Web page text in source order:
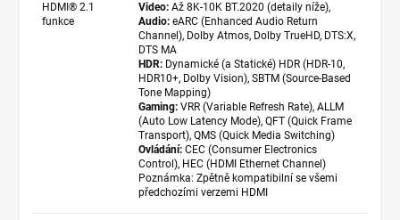
HDMI® 2.1
funkce
Video: Až 8K-10K BT.2020 (detaily níže),
Audio: eARC (Enhanced Audio Return
Channel), Dolby Atmos, Dolby TrueHD, DTS:X,
DTS MA
HDR: Dynamické (a Statické) HDR (HDR-10,
HDR10+, Dolby Vision), SBTM (Source-Based
Tone Mapping)
Gaming: VRR (Variable Refresh Rate), ALLM
(Auto Low Latency Mode), QFT (Quick Frame
Transport), QMS (Quick Media Switching)
Ovládání: CEC (Consumer Electronics
Control), HEC (HDMI Ethernet Channel)
Poznámka: Zpětně kompatibilní se všemi
předchozími verzemi HDMI